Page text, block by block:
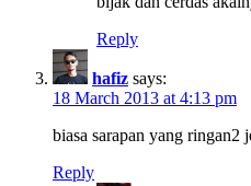
Reply
hafiz says:
18 March 2013 at 4:13 pm
biasa sarapan yang ringan2
Reply